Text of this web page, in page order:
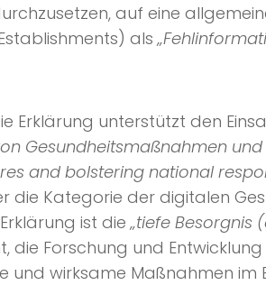
auf eine
als
Erklärung unterstützt den
Gesundheitsmaßnahmen
and bolstering national
die Kategorie der digitalen
ist die„tiefe Besorgnis
die Forschung und
und wirksame Maßnahmen im